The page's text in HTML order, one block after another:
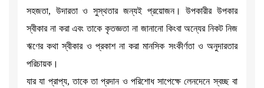
সহজতা, উদারতা ও সুস্থতার জন্যই প্রয়োজন। উপকারীর উপকার
স্বীকার না করা এবং তাকে কৃতজ্ঞতা না জানানো কিংবা অন্যের নিকট নিজ
ঋণের কথা স্বীকার ও প্রকাশ না করা মানসিক সংকীর্ণতা ও অনুদারতার
পরিচায়ক।
যার যা প্রাপ্য, তাকে তা প্রদান ও পরিশোধ সাপেক্ষে লেনদেনে স্বচ্ছ বা